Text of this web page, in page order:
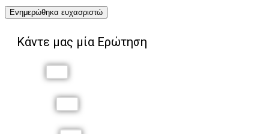
Ενημερώθηκα ευχασριστώ
Κάντε μας μία Ερώτηση